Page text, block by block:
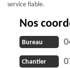
service fiable.
Nos
Bureau
Chantier